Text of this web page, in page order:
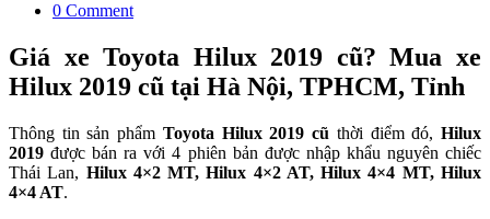
0 Comment
Giá xe Toyota Hilux 2019 cũ? Mua xe
Hilux 2019 cũ tại Hà Nội, TPHCM, Tỉnh
Thông tin sản phẩm Toyota Hilux 2019 cũ thời điểm đó,Hilux
2019 được bán ra với 4 phiên bản được nhập khẩu nguyên chiếc
Thái Lan, Hilux 4×2 MT, Hilux 4×2 AT, Hilux 4×4 MT, Hilux
4×4 AT.